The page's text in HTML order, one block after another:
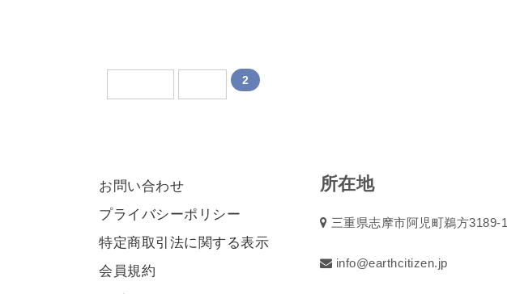
投稿のページ送り
2
お問い合わせ
プライバシーポリシー
特定商取引法に関する表示
会員規約
所在地
三重県志摩市阿児町鵜方3189-1
info@earthcitizen.jp